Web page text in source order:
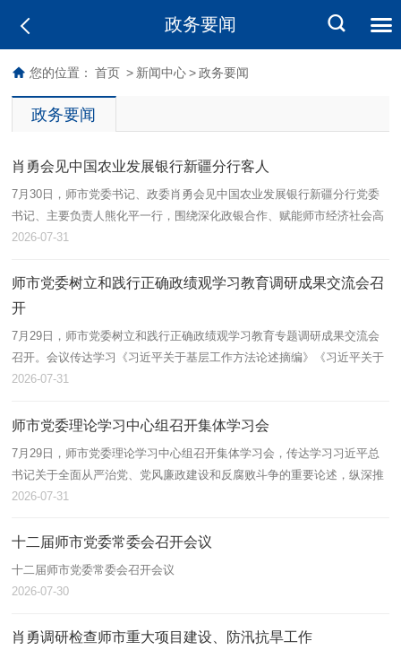
政务要闻
您的位置： 首页 > 新闻中心 > 政务要闻
政务要闻
肖勇会见中国农业发展银行新疆分行客人
7月30日，师市党委书记、政委肖勇会见中国农业发展银行新疆分行党委
书记、主要负责人熊化平一行，围绕深化政银合作、赋能师市经济社会高
质量发展、实现互利共赢等方面座谈交流，凝聚合作共识。
2026-07-31
师市党委树立和践行正确政绩观学习教育调研成果交流会召
开
7月29日，师市党委树立和践行正确政绩观学习教育专题调研成果交流会
召开。会议传达学习《习近平关于基层工作方法论述摘编》《习近平关于
基层工作方法的重要论述学习读本》精神，抓实调研成果转化运用，把学
2026-07-31
师市党委理论学习中心组召开集体学习会
7月29日，师市党委理论学习中心组召开集体学习会，传达学习习近平总
书记关于全面从严治党、党风廉政建设和反腐败斗争的重要论述，纵深推
进师市全面从严治党，抓实抓细党风廉政建设和反腐败斗争各项工作。师
2026-07-31
十二届师市党委常委会召开会议
十二届师市党委常委会召开会议
2026-07-30
肖勇调研检查师市重大项目建设、防汛抗旱工作